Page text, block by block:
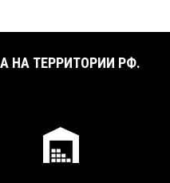
НА ТЕРРИТОРИИ РФ.